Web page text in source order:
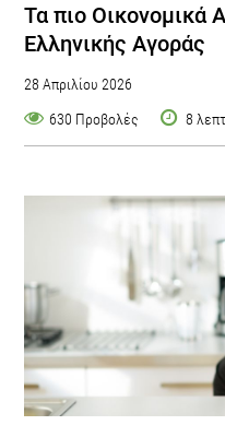
Τα πιο Οικονομικά
Ελληνικής Αγοράς
28 Απριλίου 2026
630 Προβολές
8